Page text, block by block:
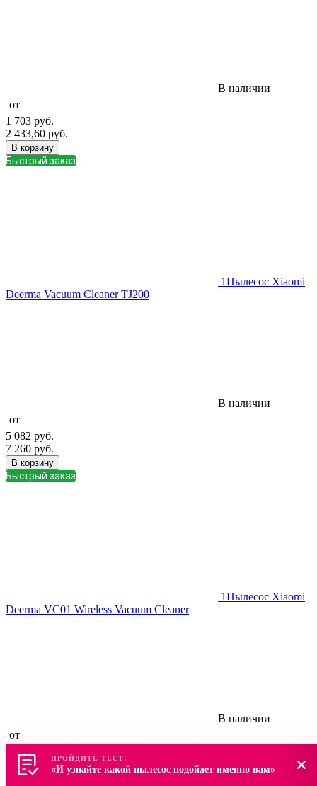
В наличии
от
1 703 руб.
2 433,60 руб.
В корзину
Быстрый заказ
1Пылесос Xiaomi
Deerma Vacuum Cleaner TJ200
В наличии
от
5 082 руб.
7 260 руб.
В корзину
Быстрый заказ
1Пылесос Xiaomi
Deerma VC01 Wireless Vacuum Cleaner
В наличии
от
7 700 руб.
В корзину
ПРОЙДИТЕ ТЕСТ!
«И узнайте какой пылесос подойдет именно вам»
ПРОЙДИТЕ ТЕСТ!
«И узнайте какой пылесос подойдет именно вам»